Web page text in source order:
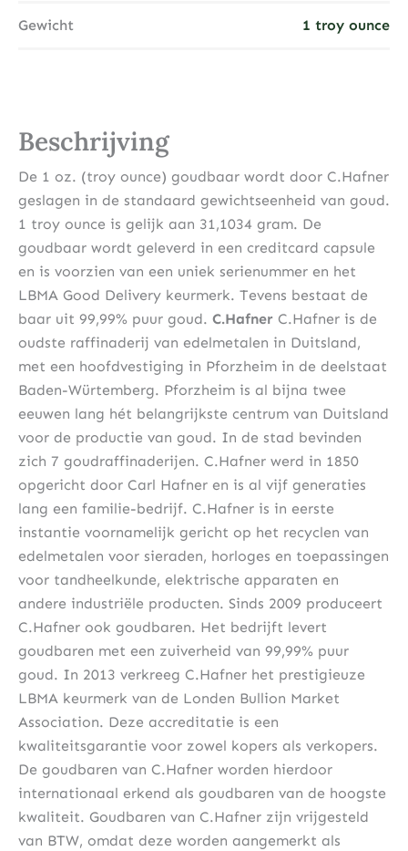
Gewicht 1 troy ounce
Beschrijving
De 1 oz. (troy ounce) goudbaar wordt door C.Hafner
geslagen in de standaard gewichtseenheid van goud.
1 troy ounce is gelijk aan 31,1034 gram. De
goudbaar wordt geleverd in een creditcard capsule
en is voorzien van een uniek serienummer en het
LBMA Good Delivery keurmerk. Tevens bestaat de
baar uit 99,99% puur goud. C.Hafner C.Hafner is de
oudste raffinaderij van edelmetalen in Duitsland,
met een hoofdvestiging in Pforzheim in de deelstaat
Baden-Würtemberg. Pforzheim is al bijna twee
eeuwen lang hét belangrijkste centrum van Duitsland
voor de productie van goud. In de stad bevinden
zich 7 goudraffinaderijen. C.Hafner werd in 1850
opgericht door Carl Hafner en is al vijf generaties
lang een familie-bedrijf. C.Hafner is in eerste
instantie voornamelijk gericht op het recyclen van
edelmetalen voor sieraden, horloges en toepassingen
voor tandheelkunde, elektrische apparaten en
andere industriële producten. Sinds 2009 produceert
C.Hafner ook goudbaren. Het bedrijft levert
goudbaren met een zuiverheid van 99,99% puur
goud. In 2013 verkreeg C.Hafner het prestigieuze
LBMA keurmerk van de Londen Bullion Market
Association. Deze accreditatie is een
kwaliteitsgarantie voor zowel kopers als verkopers.
De goudbaren van C.Hafner worden hierdoor
internationaal erkend als goudbaren van de hoogste
kwaliteit. Goudbaren van C.Hafner zijn vrijgesteld
van BTW, omdat deze worden aangemerkt als